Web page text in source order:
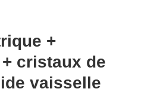
+
cristaux de
vaisselle